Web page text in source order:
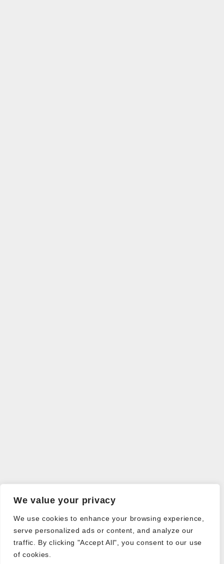
We value your privacy
We use cookies to enhance your browsing experience,
serve personalized ads or content, and analyze our
traffic. By clicking "Accept All", you consent to our use
of cookies.